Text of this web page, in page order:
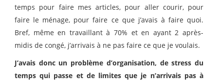
temps pour faire mes articles, pour aller courir, pour
faire le ménage, pour faire ce que j’avais à faire quoi.
Bref, même en travaillant à 70% et en ayant 2 après-
midis de congé, j’arrivais à ne pas faire ce que je voulais.
J’avais donc un problème d’organisation, de stress du
temps qui passe et de limites que je n’arrivais pas à